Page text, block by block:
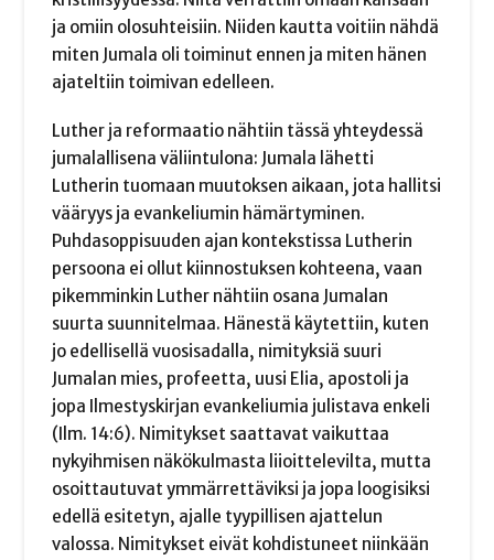
ja omiin olosuhteisiin. Niiden kautta voitiin nähdä
miten Jumala oli toiminut ennen ja miten hänen
ajateltiin toimivan edelleen.
Luther ja reformaatio nähtiin tässä yhteydessä
jumalallisena väliintulona: Jumala lähetti
Lutherin tuomaan muutoksen aikaan, jota hallitsi
vääryys ja evankeliumin hämärtyminen.
Puhdasoppisuuden ajan kontekstissa Lutherin
persoona ei ollut kiinnostuksen kohteena, vaan
pikemminkin Luther nähtiin osana Jumalan
suurta suunnitelmaa. Hänestä käytettiin, kuten
jo edellisellä vuosisadalla, nimityksiä suuri
Jumalan mies, profeetta, uusi Elia, apostoli ja
jopa Ilmestyskirjan evankeliumia julistava enkeli
(Ilm. 14:6). Nimitykset saattavat vaikuttaa
nykyihmisen näkökulmasta liioittelevilta, mutta
osoittautuvat ymmärrettäviksi ja jopa loogisiksi
edellä esitetyn, ajalle tyypillisen ajattelun
valossa. Nimitykset eivät kohdistuneet niinkään